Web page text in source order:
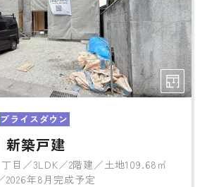
プライスダウン
新築戸建
目／3LDK／2階建／土地109.68㎡
2026年8月完成予定